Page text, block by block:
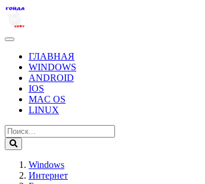
ГЛАВНАЯ
WINDOWS
ANDROID
IOS
MAC OS
LINUX
Windows
Интернет